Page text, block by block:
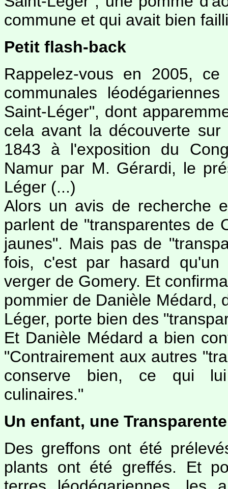
commune et qui avait bien
Petit flash-back
Rappelez-vous en 2005,
communales
Saint-Léger", dont
cela avant la découverte
1843 à l'exposition du
Namur par M. Gérardi, le
Léger (...)
Alors un avis de recherche
parlent de "transparentes de
jaunes". Mais pas de
fois, c'est par hasard
verger de Gomery. Et
pommier de Danièle Médard,
Léger, porte bien des
Et Danièle Médard a bien
"Contrairement aux autres
conserve bien, ce qui lui
culinaires."
Un enfant, une Transparente
Des greffons ont été
plants ont été greffés. Et